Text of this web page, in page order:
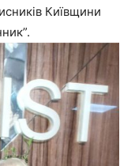
Київщини